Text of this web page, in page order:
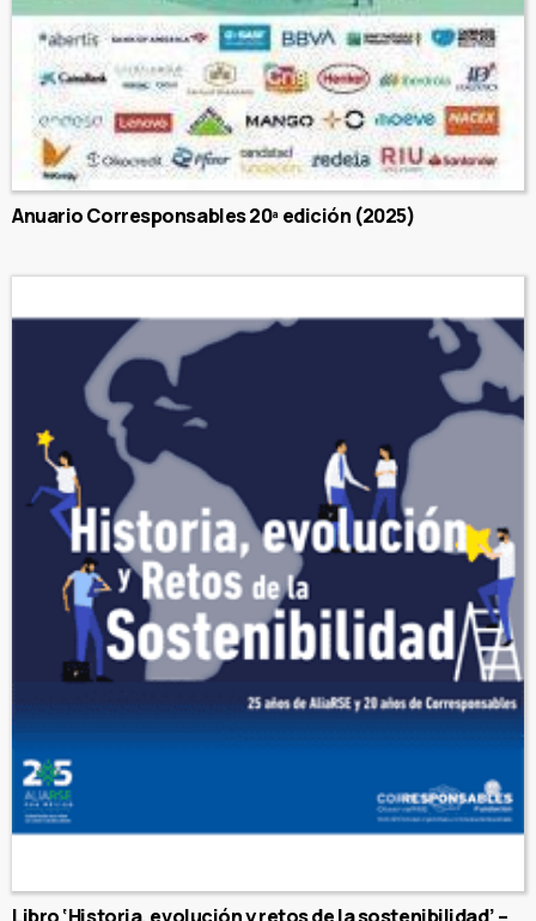
Anuario Corresponsables 20ª edición (2025)